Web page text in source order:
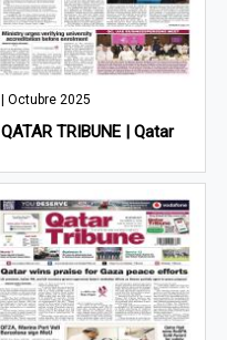
| Octubre 2025
QATAR TRIBUNE | Qatar